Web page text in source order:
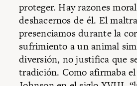
proteger. Hay razones
deshacernos de él. El
presenciamos durante la
sufrimiento a un animal
diversión, no justifica que
tradición. Como afirmaba